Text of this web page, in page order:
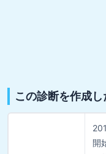
この診断を作成し
開